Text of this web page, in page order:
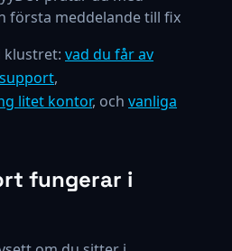
första meddelande till fix
klustret: vad du får av
,
litet kontor, och vanliga
fungerar i